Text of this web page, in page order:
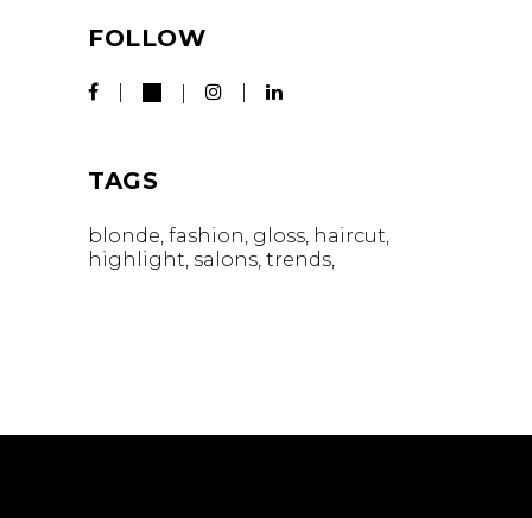
FOLLOW
TAGS
blonde fashion gloss haircut
highlight salons trends